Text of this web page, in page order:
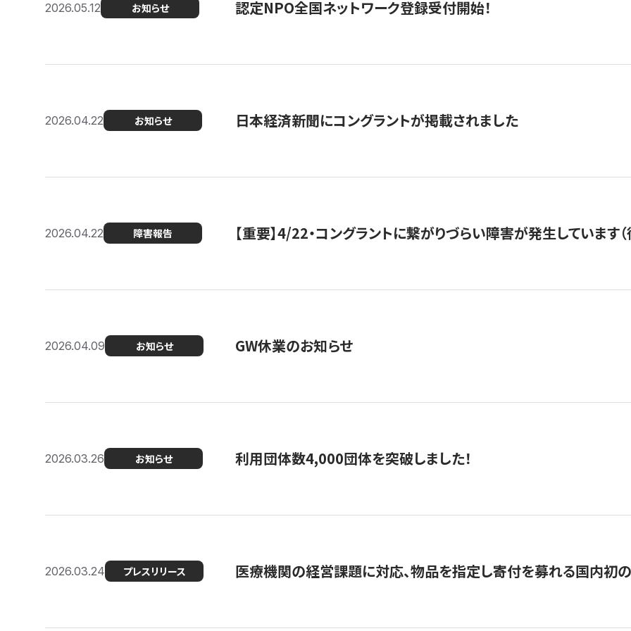
2026.05.12 お知らせ 認定NPO全国ネットワーク登録受付開始！
2026.04.22 お知らせ 日本経済新聞にコングラントが掲載されました
2026.04.22 障害報告 【重要】4/22・コングラントに繋がりづらい障害が発生しています（
2026.04.09 お知らせ GW休業のお知らせ
2026.03.26 お知らせ 利用団体数4,000団体を突破しました！
2026.03.24 プレスリリース 医療機関の経営課題に対応、物品を指定し寄付を募れる国内初の